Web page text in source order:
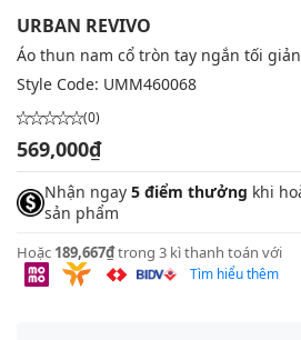
URBAN REVIVO
Áo thun nam cổ tròn tay ngắn tối giản
Style Code: UMM460068
(0)
569,000₫
Nhận ngay 5 điểm thưởng khi
sản phẩm
Hoặc 189,667₫trong 3 kì thanh toán với
Tìm hiểu thêm